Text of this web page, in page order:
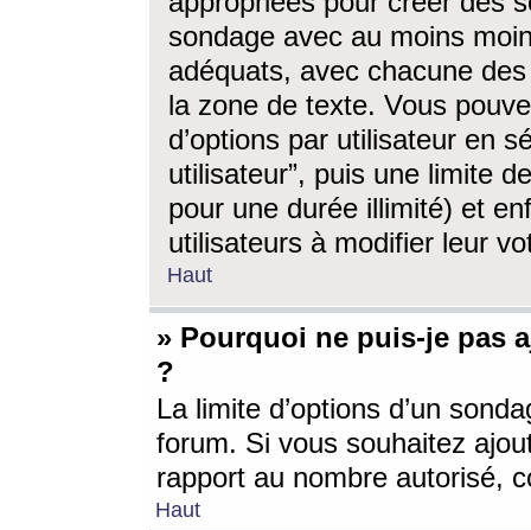
sondage avec au moins
adéquats, avec chacune
la zone de texte. Vous
d’options par utilisateur en
utilisateur”, puis une limite
pour une durée illimité) et
utilisateurs à modifier leur
Haut
» Pourquoi ne puis-je pas
?
La limite d’options d’un
forum. Si vous souhaitez
rapport au nombre autorisé,
Haut